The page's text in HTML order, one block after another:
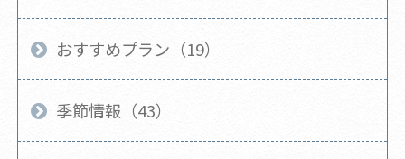
おすすめプラン（19）
季節情報（43）